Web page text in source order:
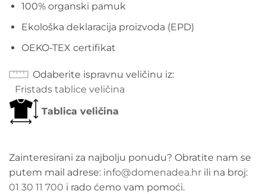
100% organski pamuk
Ekološka deklaracija proizvoda (EPD)
OEKO-TEX certifikat
Odaberite ispravnu veličinu iz
Fristads tablice veličina
Tablica veličina
Zainteresirani za najbolju ponudu? Obratite nam se
putem mail adrese: info@domenadea.hr ili na broj:
01 30 11 700 i rado ćemo vam pomoći.